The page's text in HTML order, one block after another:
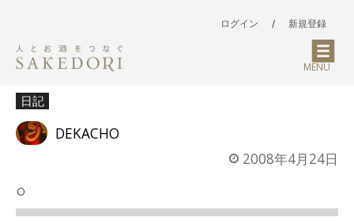
ログイン / 新規登録
MENU
日記
DEKACHO
2008年4月24日
○